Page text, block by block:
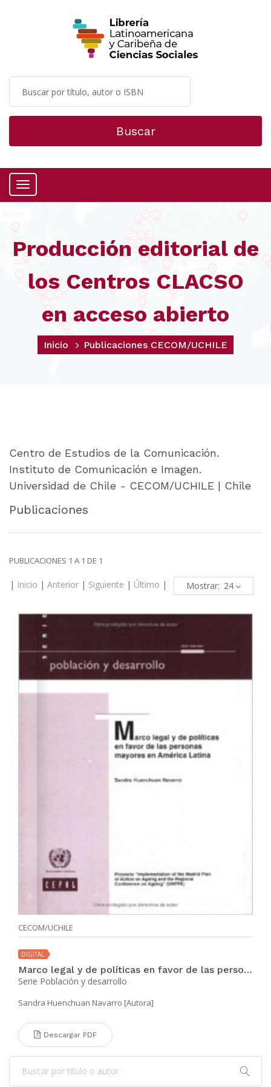
Buscar
Menú
Producción editorial de
los Centros CLACSO
en acceso abierto
Inicio Publicaciones CECOM/UCHILE
Centro de Estudios de la Comunicación.
Instituto de Comunicación e Imagen.
Universidad de Chile - CECOM/UCHILE | Chile
Publicaciones
PUBLICACIONES 1 A 1 DE 1
| Inicio | Anterior | Siguiente | Último | Mostrar:
CECOM/UCHILE
DIGITAL
Marco legal y de políticas en favor de las personas mayores en América Latina
Serie Población y desarrollo
Sandra Huenchuan Navarro [Autora]
Descargar PDF